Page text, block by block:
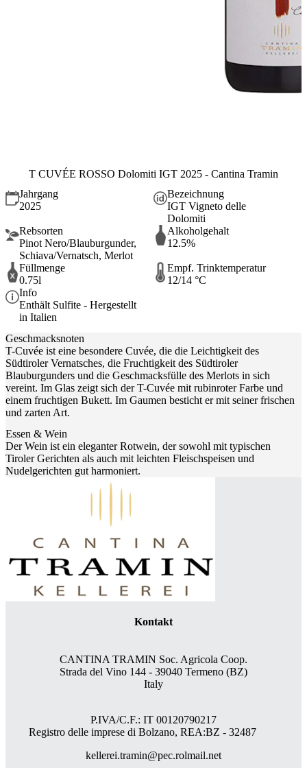
T CUVÉE ROSSO Dolomiti IGT 2025 - Cantina Tramin
Jahrgang
2025
Bezeichnung
IGT Vigneto delle
Dolomiti
Rebsorten
Pinot Nero/Blauburgunder,
Schiava/Vernatsch, Merlot
Alkoholgehalt
12.5%
Füllmenge
0.75l
Empf. Trinktemperatur
12/14 °C
Info
Enthält Sulfite - Hergestellt
in Italien
Geschmacksnoten
T-Cuvée ist eine besondere Cuvée, die die Leichtigkeit des
Südtiroler Vernatsches, die Fruchtigkeit des Südtiroler
Blauburgunders und die Geschmacksfülle des Merlots in sich
vereint. Im Glas zeigt sich der T-Cuvée mit rubinroter Farbe und
einem fruchtigen Bukett. Im Gaumen besticht er mit seiner frischen
und zarten Art.
Essen & Wein
Der Wein ist ein eleganter Rotwein, der sowohl mit typischen
Tiroler Gerichten als auch mit leichten Fleischspeisen und
Nudelgerichten gut harmoniert.
Kontakt
CANTINA TRAMIN Soc. Agricola Coop.
Strada del Vino 144 - 39040 Termeno (BZ)
Italy
P.IVA/C.F.: IT 00120790217
Registro delle imprese di Bolzano, REA:BZ - 32487
kellerei.tramin@pec.rolmail.net